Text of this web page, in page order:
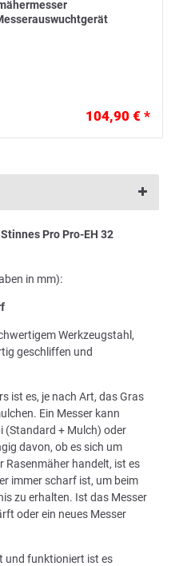
104,90 € *
Stinnes Pro Pro-EH 32
in mm):
Werkzeugstahl,
geschliffen und
ist es, je nach Art, das Gras
Ein Messer kann
(Standard + Mulch) oder
davon, ob es sich um
Rasenmäher handelt, ist es
immer scharf ist, um beim
zu erhalten. Ist das Messer
oder ein neues Messer
und funktioniert ist es